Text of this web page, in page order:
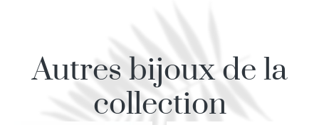
Autres bijoux de la
collection